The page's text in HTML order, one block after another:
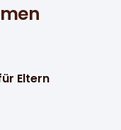
Eltern